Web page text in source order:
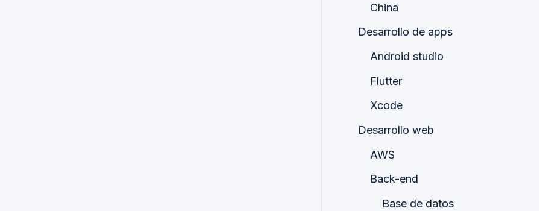
China
Desarrollo de apps
Android studio
Flutter
Xcode
Desarrollo web
AWS
Back-end
Base de datos